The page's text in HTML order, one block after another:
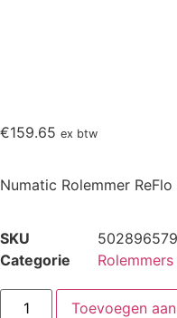
€159.65 ex btw
Numatic Rolemmer ReFlo
SKU
Categorie
Toevoegen